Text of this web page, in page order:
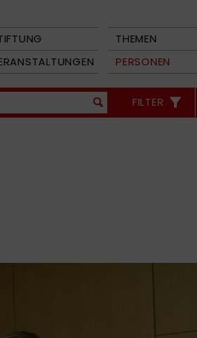
THEMEN
PERSONEN
FILTER